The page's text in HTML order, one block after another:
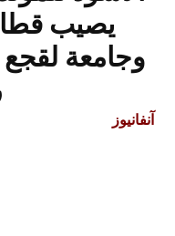
يصيب
وجامعة لقجع
آنفانيوز